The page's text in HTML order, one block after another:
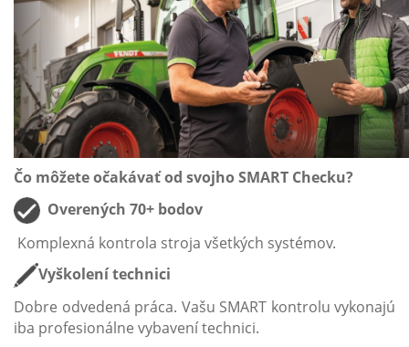
Čo môžete očakávať od svojho SMART Checku?
Overených 70+ bodov
Komplexná kontrola stroja všetkých systémov.
Vyškolení technici
Dobre odvedená práca. Vašu SMART kontrolu vykonajú
iba profesionálne vybavení technici.